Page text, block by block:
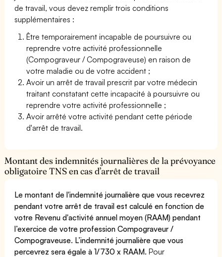
de travail, vous devez remplir trois conditions
supplémentaires :
Être temporairement incapable de poursuivre ou
reprendre votre activité professionnelle
(Compograveur / Compograveuse) en raison de
votre maladie ou de votre accident ;
Avoir un arrêt de travail prescrit par votre médecin
traitant constatant cette incapacité à poursuivre ou
reprendre votre activité professionnelle ;
Avoir arrêté votre activité pendant cette période
d'arrêt de travail.
Montant des indemnités journalières de la prévoyance
obligatoire TNS en cas d’arrêt de travail
Le montant de l'indemnité journalière que vous recevrez
pendant votre arrêt de travail est calculé en fonction de
votre Revenu d'activité annuel moyen (RAAM) pendant
l’exercice de votre profession Compograveur /
Compograveuse. L’indemnité journalière que vous
percevrez sera égale à 1/730 x RAAM. Pour